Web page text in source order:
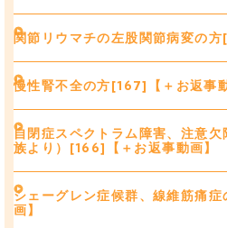
関節リウマチの左股関節病変の
慢性腎不全の方[167]【＋お返事動
自閉症スペクトラム障害、注意
族より）[166]【＋お返事動画】
シェーグレン症候群、線維筋痛
画】